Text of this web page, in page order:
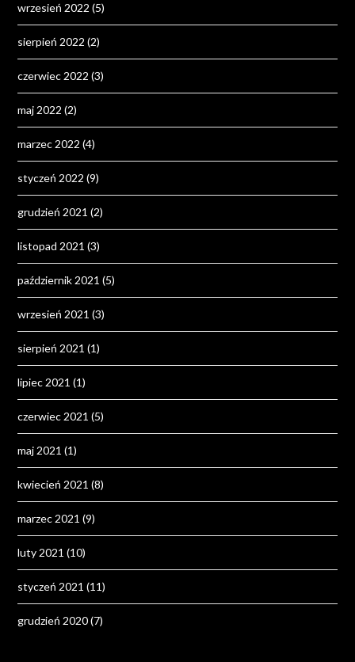
wrzesień 2022 (5)
sierpień 2022 (2)
czerwiec 2022 (3)
maj 2022 (2)
marzec 2022 (4)
styczeń 2022 (9)
grudzień 2021 (2)
listopad 2021 (3)
październik 2021 (5)
wrzesień 2021 (3)
sierpień 2021 (1)
lipiec 2021 (1)
czerwiec 2021 (5)
maj 2021 (1)
kwiecień 2021 (8)
marzec 2021 (9)
luty 2021 (10)
styczeń 2021 (11)
grudzień 2020(7)